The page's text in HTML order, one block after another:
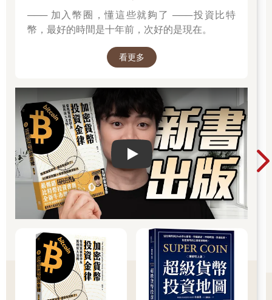
當今的投資世界已和20世紀末期的投資世界截然不同，在當時，
首次購買股票或投資基金的成本非常高，相關的手續辦起來曠日
時美國和英國的多數大型雇主都主動將員工納入公司的退休金計
畫，而員工的應得退休權益會隨著服務年資與薪資水準而自動增
目標、風險與不確定性
儘管這是一個全新的投資世界，投資人的目標卻幾乎還是一如既
往沒有太大改變。民眾存錢是為了能應付未來的支出，那些支出
可能包括退休後的開銷，或是購屋所需的頭期款、度假費用、婚
禮開銷或子女的教育費用等。另外，民眾存錢也可能是為了儲備
各種為應對不時之需或其他目的之準備金。而在儲備資金的過程
中，我們總是會遭遇到各式各樣的風險與不確定性。
其中最重要的幾種風險有可能會導致我們無法達成目標，舉個例
子，我們也許可以善加利用時間的魔法和耐心投資的方式來獲取
優異的潛在報酬，但切記，要想獲取優異的潛在報酬，就得承擔
高風險。時間當然能使優異的績效產生複合成長的效果，但時間
也有可能導致你離目標愈來愈遠的風險上升。在實務上，每當談
到投資風險，我們會以投資標的波動性（也就是每月投資報酬率
─── 加入幣圈，懂這些就夠了 ───投資比特
幣，最好的時間是十年前，次好的是現在。
看更多
Play video